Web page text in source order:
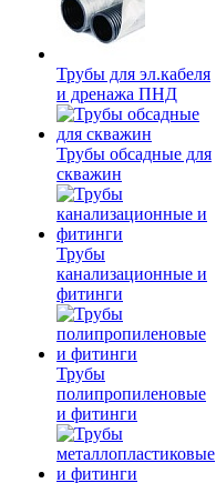
Трубы для эл.кабеля
и дренажа ПНД
Трубы обсадные для
скважин
Трубы
канализационные и
фитинги
Трубы
полипропиленовые
и фитинги